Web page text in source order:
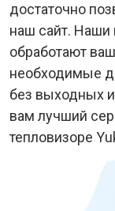
достаточно
наш сайт.
обработают
необходимые
без выходных
вам лучший
тепловизоре